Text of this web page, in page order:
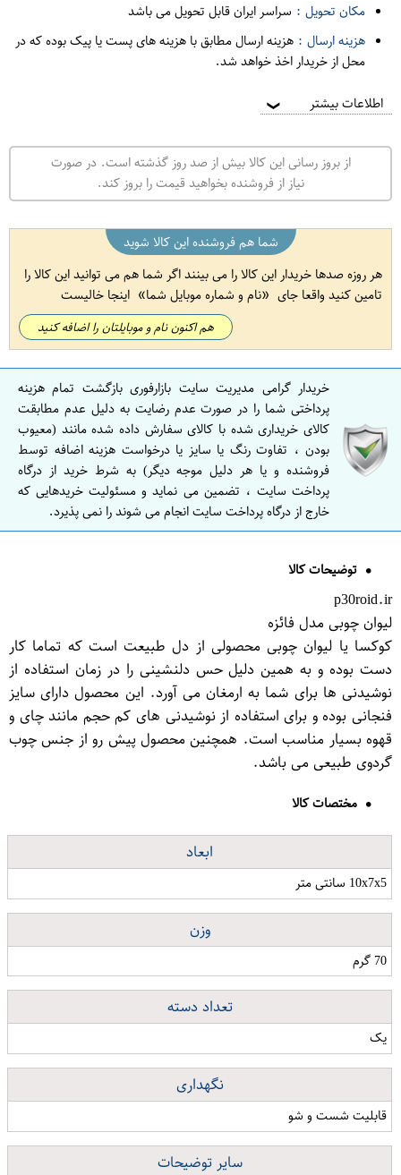
مکان تحویل : سراسر ایران قابل تحویل می باشد
هزینه ارسال : هزینه ارسال مطابق با هزینه های پست یا پیک بوده که در
محل از خریدار اخذ خواهد شد.
اطلاعات بیشتر ❯
از بروز رسانی این کالا بیش از صد روز گذشته است. در صورت
نیاز از فروشنده بخواهید قیمت را بروز کند.
شما هم فروشنده این کالا شوید
هر روزه صدها خریدار این کالا را می بینند اگر شما هم می توانید این کالا را
تامین کنید واقعا جای
نام و شماره موبایل شما اینجا خالیست
هم اکنون نام و موبایلتان را اضافه کنید
خریدار گرامی مدیریت سایت بازارفوری بازگشت تمام هزینه
پرداختی شما را در صورت عدم رضایت به دلیل عدم مطابقت
کالای خریداری شده با کالای سفارش داده شده مانند (معیوب
بودن ، تفاوت رنگ یا سایز یا درخواست هزینه اضافه توسط
فروشنده و یا هر دلیل موجه دیگر) به شرط خرید از درگاه
پرداخت سایت ، تضمین می نماید و مسئولیت خریدهایی که
خارج از درگاه پرداخت سایت انجام می شوند را نمی پذیرد.
توضیحات کالا
p30roid.ir
لیوان چوبی مدل فائزه
کوکسا یا لیوان چوبی محصولی از دل طبیعت است که تماما کار
دست بوده و به همین دلیل حس دلنشینی را در زمان استفاده از
نوشیدنی ها برای شما به ارمغان می آورد. این محصول دارای سایز
فنجانی بوده و برای استفاده از نوشیدنی های کم حجم مانند چای و
قهوه بسیار مناسب است. همچنین محصول پیش رو از جنس چوب
گردوی طبیعی می باشد.
مختصات کالا
ابعاد
10x7x5 سانتی متر
وزن
70 گرم
تعداد دسته
یک
نگهداری
قابلیت شست و شو
سایر توضیحات